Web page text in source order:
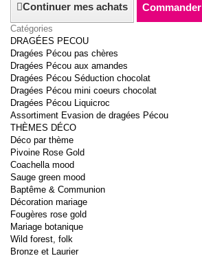
Continuer mes achats Commander
Catégories
DRAGÉES PECOU
Dragées Pécou pas chères
Dragées Pécou aux amandes
Dragées Pécou Séduction chocolat
Dragées Pécou mini coeurs chocolat
Dragées Pécou Liquicroc
Assortiment Evasion de dragées Pécou
THÈMES DÉCO
Déco par thème
Pivoine Rose Gold
Coachella mood
Sauge green mood
Baptême & Communion
Décoration mariage
Fougères rose gold
Mariage botanique
Wild forest, folk
Bronze et Laurier